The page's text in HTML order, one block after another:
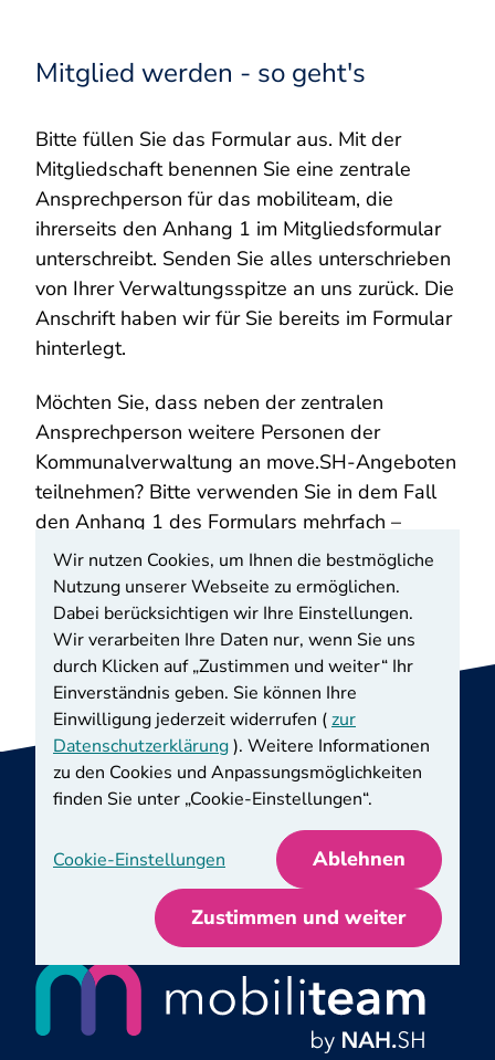
Mitglied werden - so geht's
Bitte füllen Sie das Formular aus. Mit der
Mitgliedschaft benennen Sie eine zentrale
Ansprechperson für das mobiliteam, die
ihrerseits den Anhang 1 im Mitgliedsformular
unterschreibt. Senden Sie alles unterschrieben
von Ihrer Verwaltungsspitze an uns zurück. Die
Anschrift haben wir für Sie bereits im Formular
hinterlegt.
Möchten Sie, dass neben der zentralen
Ansprechperson weitere Personen der
Kommunalverwaltung an move.SH-Angeboten
teilnehmen? Bitte verwenden Sie in dem Fall
den Anhang 1 des Formulars mehrfach –
lassen Sie ihn von den weiteren Personen
ausfüllen und unterschreiben und senden Sie
alles zusammen ebenfalls an uns zurück.
Bildnachweise
AGB
BarrierefreiheitCookie-Dialog
Wir nutzen Cookies, um Ihnen die bestmögliche
Nutzung unserer Webseite zu ermöglichen.
Dabei berücksichtigen wir Ihre Einstellungen.
Wir verarbeiten Ihre Daten nur, wenn Sie uns
durch Klicken auf „Zustimmen und weiter“ Ihr
Einverständnis geben. Sie können Ihre
Einwilligung jederzeit widerrufen (zur
Datenschutzerklärung). Weitere Informationen
zu den Cookies und Anpassungsmöglichkeiten
finden Sie unter „Cookie-Einstellungen“.
Cookie-Einstellungen Ablehnen
Zustimmen und weiter